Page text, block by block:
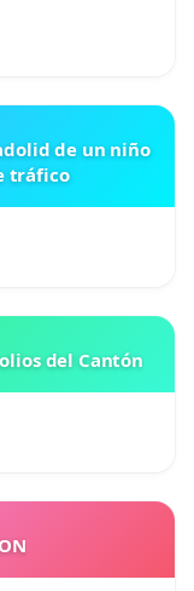
de un niño
tráfico
del Cantón